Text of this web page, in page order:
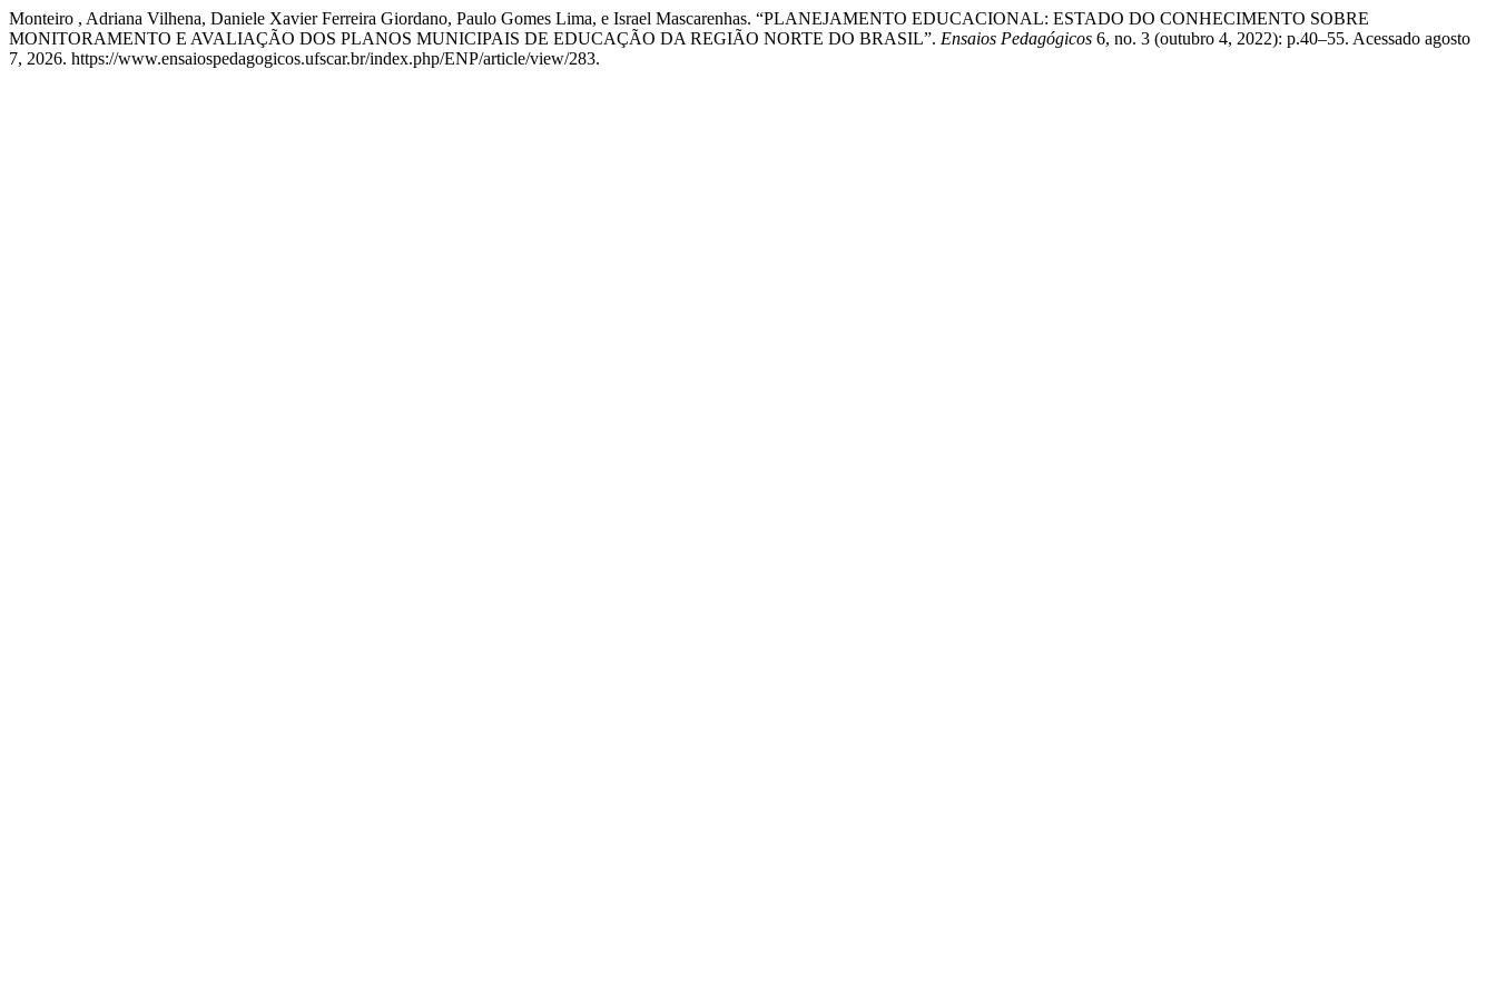
Monteiro , Adriana Vilhena, Daniele Xavier Ferreira Giordano, Paulo Gomes Lima, e Israel Mascarenhas. “PLANEJAMENTO EDUCACIONAL: ESTADO DO CONHECIMENTO SOBRE
MONITORAMENTO E AVALIAÇÃO DOS PLANOS MUNICIPAIS DE EDUCAÇÃO DA REGIÃO NORTE DO BRASIL”. Ensaios Pedagógicos 6, no. 3 (outubro 4, 2022): p.40–55. Acessado agosto
7, 2026. https://www.ensaiospedagogicos.ufscar.br/index.php/ENP/article/view/283.